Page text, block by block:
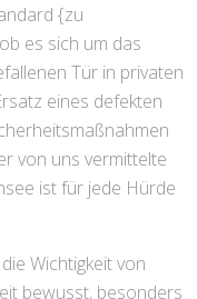
{zu
es sich um das
Tür in privaten
eines defekten
von uns vermittelte
ist für jede Hürde
Wichtigkeit von
bewusst, besonders